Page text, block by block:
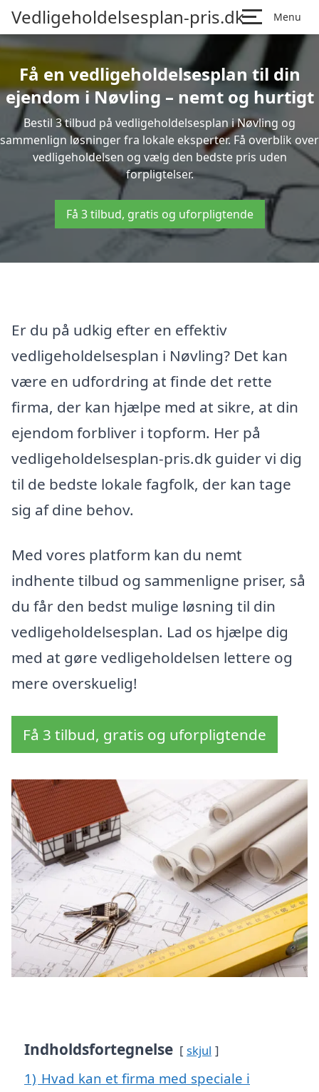
Vedligeholdelsesplan-pris.dk Menu
Få en vedligeholdelsesplan til din
ejendom i Nøvling – nemt og hurtigt
Bestil 3 tilbud på vedligeholdelsesplan i Nøvling og
sammenlign løsninger fra lokale eksperter. Få overblik over
vedligeholdelsen og vælg den bedste pris uden
forpligtelser.
Få 3 tilbud, gratis og uforpligtende
Er du på udkig efter en effektiv
vedligeholdelsesplan i Nøvling? Det kan
være en udfordring at finde det rette
firma, der kan hjælpe med at sikre, at din
ejendom forbliver i topform. Her på
vedligeholdelsesplan-pris.dk guider vi dig
til de bedste lokale fagfolk, der kan tage
sig af dine behov.
Med vores platform kan du nemt
indhente tilbud og sammenligne priser, så
du får den bedst mulige løsning til din
vedligeholdelsesplan. Lad os hjælpe dig
med at gøre vedligeholdelsen lettere og
mere overskuelig!
Få 3 tilbud, gratis og uforpligtende
Indholdsfortegnelse skjul
1) Hvad kan et firma med speciale i